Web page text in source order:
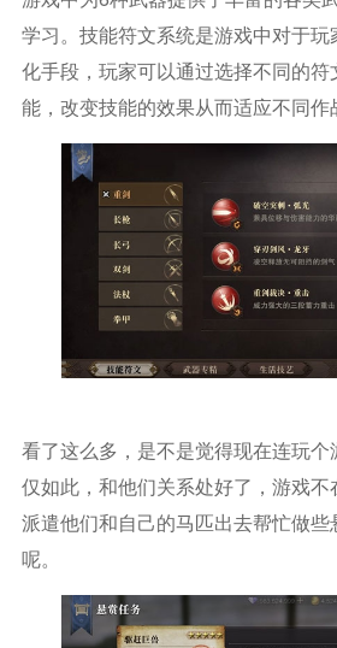
学习。技能符文系统是游戏中对于
化手段，玩家可以通过选择不同的
能，改变技能的效果从而适应不同作
看了这么多，是不是觉得现在连玩
仅如此，和他们关系处好了，游戏
派遣他们和自己的马匹出去帮忙做
呢。